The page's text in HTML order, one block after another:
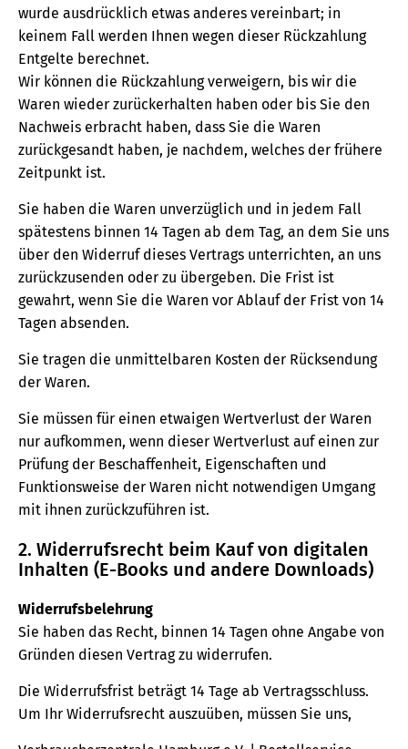
wurde ausdrücklich etwas anderes vereinbart; in
keinem Fall werden Ihnen wegen dieser Rückzahlung
Entgelte berechnet.
Wir können die Rückzahlung verweigern, bis wir die
Waren wieder zurückerhalten haben oder bis Sie den
Nachweis erbracht haben, dass Sie die Waren
zurückgesandt haben, je nachdem, welches der frühere
Zeitpunkt ist.
Sie haben die Waren unverzüglich und in jedem Fall
spätestens binnen 14 Tagen ab dem Tag, an dem Sie uns
über den Widerruf dieses Vertrags unterrichten, an uns
zurückzusenden oder zu übergeben. Die Frist ist
gewahrt, wenn Sie die Waren vor Ablauf der Frist von 14
Tagen absenden.
Sie tragen die unmittelbaren Kosten der Rücksendung
der Waren.
Sie müssen für einen etwaigen Wertverlust der Waren
nur aufkommen, wenn dieser Wertverlust auf einen zur
Prüfung der Beschaffenheit, Eigenschaften und
Funktionsweise der Waren nicht notwendigen Umgang
mit ihnen zurückzuführen ist.
2. Widerrufsrecht beim Kauf von digitalen
Inhalten (E-Books und andere Downloads)
Widerrufsbelehrung
Sie haben das Recht, binnen 14 Tagen ohne Angabe von
Gründen diesen Vertrag zu widerrufen.
Die Widerrufsfrist beträgt 14 Tage ab Vertragsschluss.
Um Ihr Widerrufsrecht auszuüben, müssen Sie uns,